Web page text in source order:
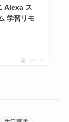
Alexa ス
学習リモ
ポチップ